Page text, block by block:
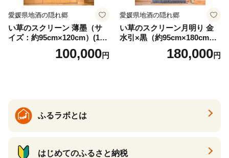
愛媛県地酒の隠れ郷
い草のスクリーン 薄墨（サ
イズ：約95cm×120cm）(14
100,000円
愛媛県地酒の隠れ郷
い草のスクリーン月明り 金
水引×黒（約95cm×180cm）
180,000円
ふるラボとは
はじめてのふるさと納税